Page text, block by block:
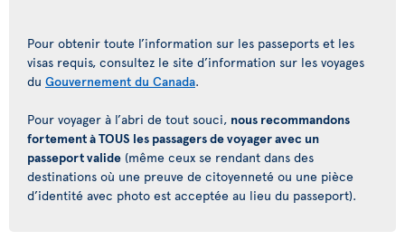
Pour obtenir toute l’information sur les passeports et les
visas requis, consultez le site d’information sur les voyages
du Gouvernement du Canada.
Pour voyager à l’abri de tout souci, nous recommandons
fortement à TOUS les passagers de voyager avec un
passeport valide (même ceux se rendant dans des
destinations où une preuve de citoyenneté ou une pièce
d’identité avec photo est acceptée au lieu du passeport).